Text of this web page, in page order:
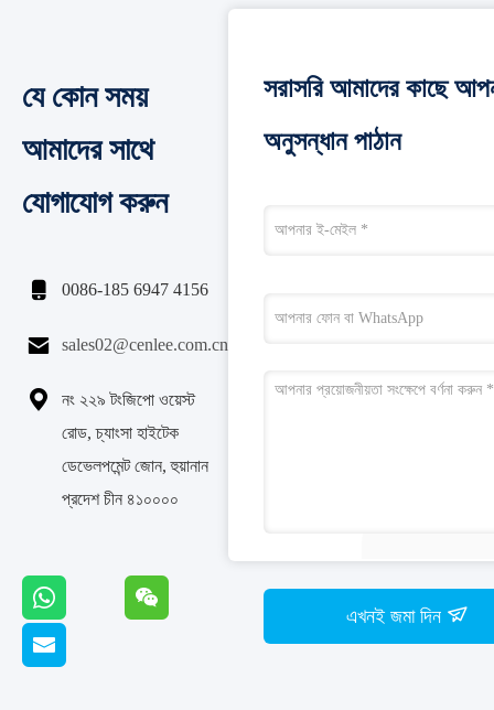
যে কোন সময়
আমাদের সাথে
যোগাযোগ করুন
 0086-185 6947 4156
 sales02@cenlee.com.cn

নং ২২৯ টংজিপো ওয়েস্ট
রোড, চ্যাংসা হাইটেক
ডেভেলপমেন্ট জোন, হুয়ানান
প্রদেশ চীন ৪১০০০০
সরাসরি আমাদের কাছে
অনুসন্ধান পাঠান
এখনই জমা দিন